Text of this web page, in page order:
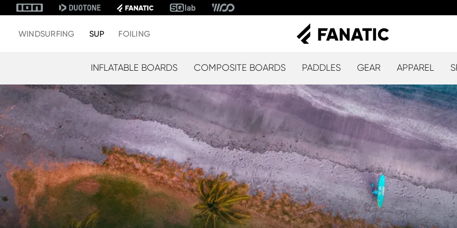
WINDSURFING SUP FOILING
INFLATABLE BOARDS COMPOSITE BOARDS PADDLES GEAR APPAREL